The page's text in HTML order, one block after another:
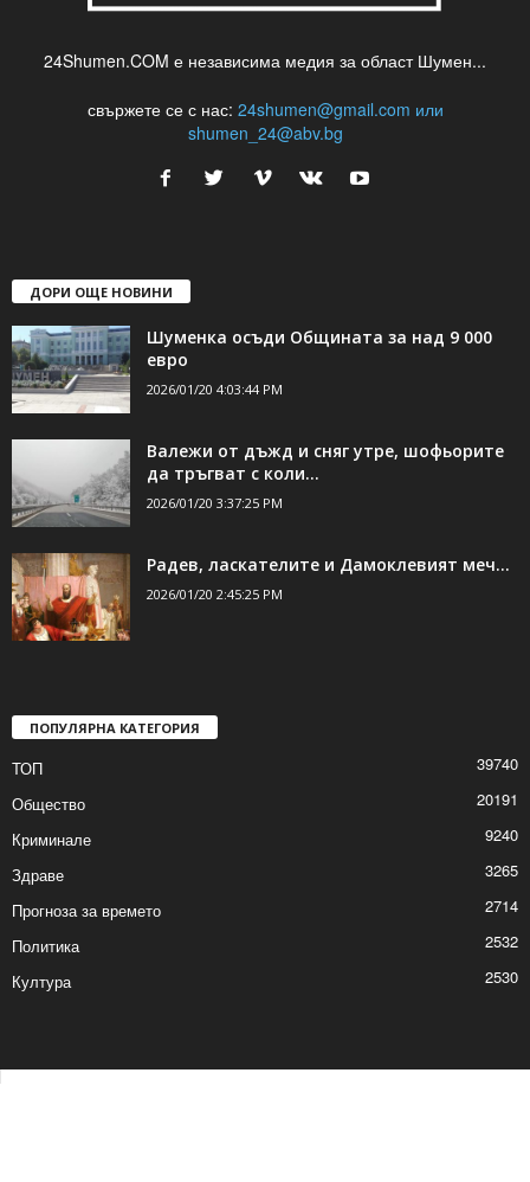
24Shumen.COM е независима медия за област Шумен...
свържете се с нас: 24shumen@gmail.com или
shumen_24@abv.bg
ДОРИ ОЩЕ НОВИНИ
Шуменка осъди Общината за над 9 000
евро
2026/01/20 4:03:44 PM
Валежи от дъжд и сняг утре, шофьорите
да тръгват с коли...
2026/01/20 3:37:25 PM
Радев, ласкателите и Дамоклевият меч…
2026/01/20 2:45:25 PM
ПОПУЛЯРНА КАТЕГОРИЯ
ТОП
39740
Общество
20191
Криминале
9240
Здраве
3265
Прогноза за времето
2714
Политика
2532
Култура
2530